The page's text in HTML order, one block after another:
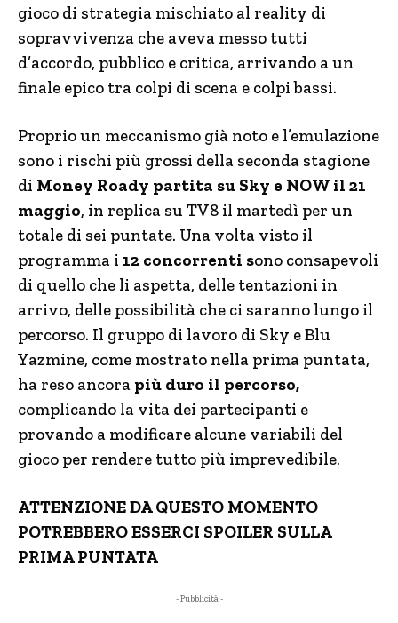
gioco di strategia mischiato al reality di
sopravvivenza che aveva messo tutti
d’accordo, pubblico e critica, arrivando a un
finale epico tra colpi di scena e colpi bassi.
Proprio un meccanismo già noto e l’emulazione
sono i rischi più grossi della seconda stagione
di Money Roady partita su Sky e NOW il 21
maggio, in replica su TV8 il martedì per un
totale di sei puntate. Una volta visto il
programma i 12 concorrenti sono consapevoli
di quello che li aspetta, delle tentazioni in
arrivo, delle possibilità che ci saranno lungo il
percorso. Il gruppo di lavoro di Sky e Blu
Yazmine, come mostrato nella prima puntata,
ha reso ancora più duro il percorso,
complicando la vita dei partecipanti e
provando a modificare alcune variabili del
gioco per rendere tutto più imprevedibile.
ATTENZIONE DA QUESTO MOMENTO
POTREBBERO ESSERCI SPOILER SULLA
PRIMA PUNTATA
- Pubblicità -